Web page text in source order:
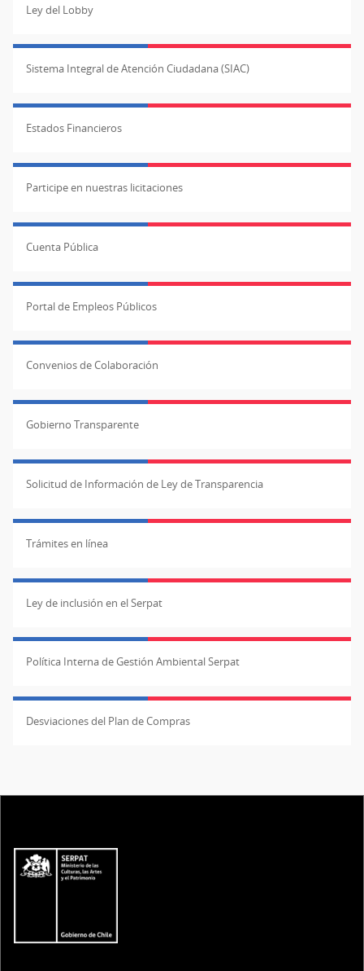
Ley del Lobby
Sistema Integral de Atención Ciudadana (SIAC)
Estados Financieros
Participe en nuestras licitaciones
Cuenta Pública
Portal de Empleos Públicos
Convenios de Colaboración
Gobierno Transparente
Solicitud de Información de Ley de Transparencia
Trámites en línea
Ley de inclusión en el Serpat
Política Interna de Gestión Ambiental Serpat
Desviaciones del Plan de Compras